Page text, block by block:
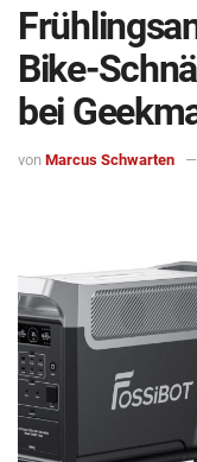
Bike-
bei
von Marcus Schwarten